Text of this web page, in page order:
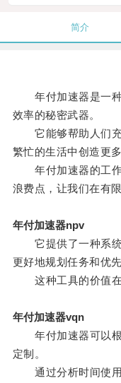
简介
年付加速器是一种
效率的秘密武器。
它能够帮助人们充
繁忙的生活中创造更多
年付加速器的工作
浪费点，让我们在有
年付加速器npv
它提供了一种系统
更好地规划任务和优
这种工具的价值在
年付加速器vqn
年付加速器可以根
定制。
通过分析时间使用